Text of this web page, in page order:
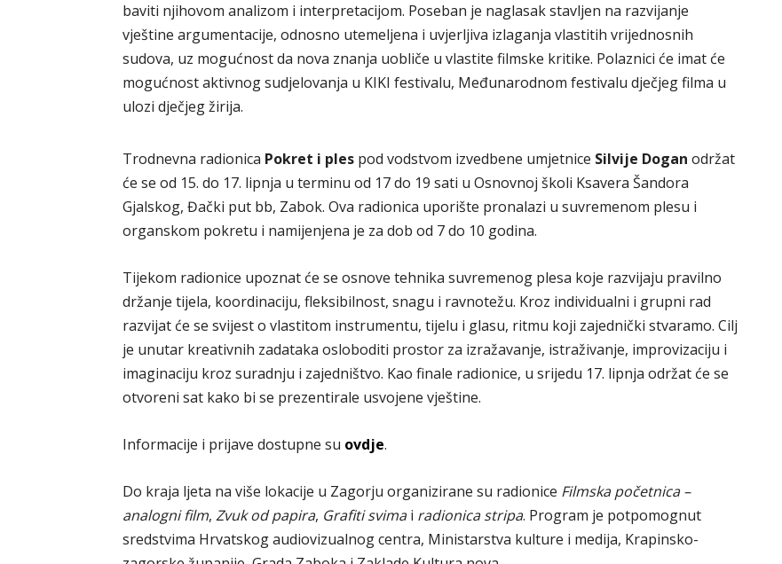
baviti njihovom analizom i interpretacijom. Poseban je naglasak stavljen na razvijanje
vještine argumentacije, odnosno utemeljena i uvjerljiva izlaganja vlastitih vrijednosnih
sudova, uz mogućnost da nova znanja uobliče u vlastite filmske kritike. Polaznici će imat će
mogućnost aktivnog sudjelovanja u KIKI festivalu, Međunarodnom festivalu dječjeg filma u
ulozi dječjeg žirija.
Trodnevna radionica Pokret i ples pod vodstvom izvedbene umjetnice Silvije Dogan održat
će se od 15. do 17. lipnja u terminu od 17 do 19 sati u Osnovnoj školi Ksavera Šandora
Gjalskog, Đački put bb, Zabok. Ova radionica uporište pronalazi u suvremenom plesu i
organskom pokretu i namijenjena je za dob od 7 do 10 godina.
Tijekom radionice upoznat će se osnove tehnika suvremenog plesa koje razvijaju pravilno
držanje tijela, koordinaciju, fleksibilnost, snagu i ravnotežu. Kroz individualni i grupni rad
razvijat će se svijest o vlastitom instrumentu, tijelu i glasu, ritmu koji zajednički stvaramo. Cilj
je unutar kreativnih zadataka osloboditi prostor za izražavanje, istraživanje, improvizaciju i
imaginaciju kroz suradnju i zajedništvo. Kao finale radionice, u srijedu 17. lipnja održat će se
otvoreni sat kako bi se prezentirale usvojene vještine.
Informacije i prijave dostupne su ovdje.
Do kraja ljeta na više lokacije u Zagorju organizirane su radionice Filmska početnica –
analogni film, Zvuk od papira, Grafiti svimai radionica stripa. Program je potpomognut
sredstvima Hrvatskog audiovizualnog centra, Ministarstva kulture i medija, Krapinsko-